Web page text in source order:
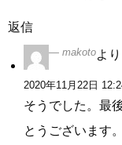
返信
makotoよ
2020年11月22日
そうでした。最
とうございます